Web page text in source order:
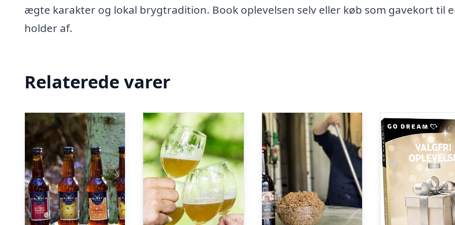
ægte karakter og lokal brygtradition. Book oplevelsen selv eller køb som gavekort til
holder af.
Relaterede varer